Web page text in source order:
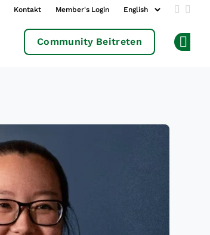
Kontakt Member's Login Add us
Community Beitreten